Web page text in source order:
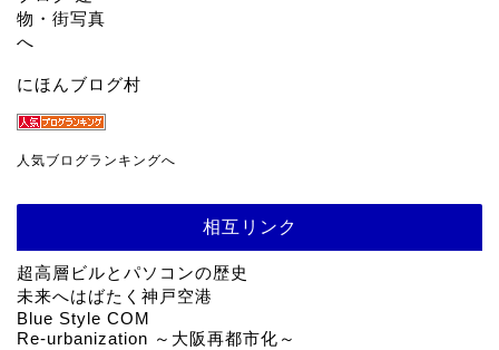
にほんブログ村
人気ブログランキングへ
相互リンク
超高層ビルとパソコンの歴史
未来へはばたく神戸空港
Blue Style COM
Re-urbanization ～大阪再都市化～